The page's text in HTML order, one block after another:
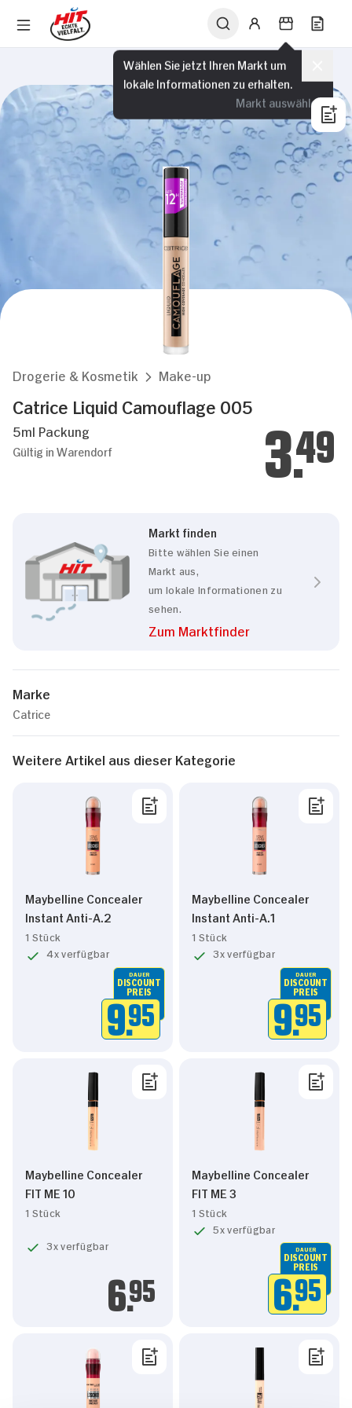
Wählen Sie jetzt Ihren Markt um
lokale Informationen zu erhalten.
Markt auswählen
Drogerie & Kosmetik Make-up
Catrice Liquid Camouflage 005
5ml Packung
Gültig in Warendorf 3.49
Markt finden
Bitte wählen Sie einen
Markt aus,
um lokale Informationen zu
sehen.
Zum Marktfinder
Marke
Catrice
Weitere Artikel aus dieser Kategorie
Maybelline Concealer
Instant Anti-A.2
1 Stück
4x verfügbar
DAUER
DISCOUNT
PREIS
9.95
Maybelline Concealer
Instant Anti-A.1
1 Stück
3x verfügbar
DAUER
DISCOUNT
PREIS
9.95
Maybelline Concealer
FIT ME 10
1 Stück
3x verfügbar
6.95
Maybelline Concealer
FIT ME 3
1 Stück
5x verfügbar
DAUER
DISCOUNT
PREIS
6.95